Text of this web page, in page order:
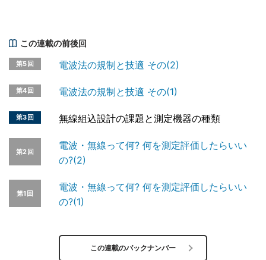
この連載の前後回
第5回 電波法の規制と技適 その(2)
第4回 電波法の規制と技適 その(1)
第3回 無線組込設計の課題と測定機器の種類
第2回
電波・無線って何? 何を測定評価したらいい
の?(2)
第1回
電波・無線って何? 何を測定評価したらいい
の?(1)
この連載のバックナンバー